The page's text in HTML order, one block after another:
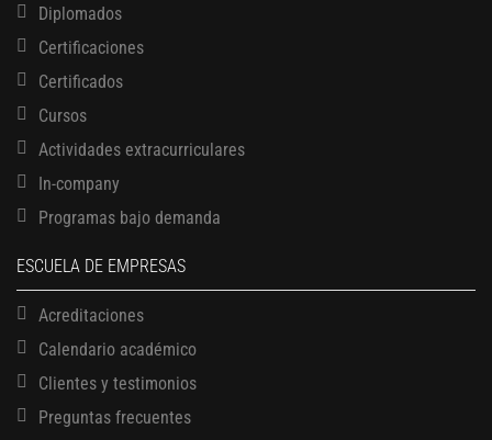
Diplomados
Certificaciones
Certificados
Cursos
Actividades extracurriculares
In-company
Programas bajo demanda
ESCUELA DE EMPRESAS
Acreditaciones
Calendario académico
Clientes y testimonios
Preguntas frecuentes